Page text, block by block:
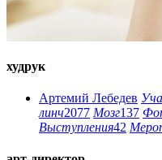
худрук
Артемий Лебедев
линч2077 Мозг137
Выступления42